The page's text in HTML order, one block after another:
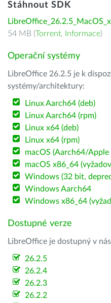
Stáhnout SDK
54 MB (Torrent, Informace)
Operační systémy
LibreOffice 26.2.5 je k
systémy/architektury:
Linux Aarch64 (deb)
Linux Aarch64 (rpm)
Linux x64 (deb)
Linux x64 (rpm)
macOS (Aarch64/Apple
macOS x86_64
Windows (32 bit,
Windows Aarch64
Windows x86_64
Dostupné verze
LibreOffice je dostupný v
26.2.5
26.2.4
26.2.3
26.2.2